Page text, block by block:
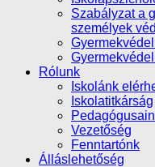
Szabályzat a
személyek
Rólunk
Iskolánk
Iskolatitkárság
Vezetőség
Fenntartónk
Álláslehetőség